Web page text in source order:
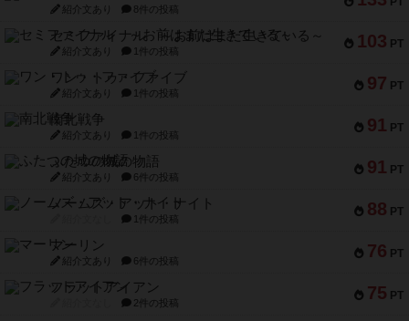
紹介文あり 8件の投稿
103 PT
セミファイナル ～お前はまだ生きている～
紹介文あり 1件の投稿
97 PT
ワン・トゥ・ファイブ
紹介文あり 1件の投稿
91 PT
南北戦争
紹介文あり 1件の投稿
91 PT
ふたつの城の物語
紹介文あり 6件の投稿
88 PT
ノームズ・アット・ナイト
1件の投稿
76 PT
マーリン
紹介文あり 6件の投稿
75 PT
フラットアイアン
2件の投稿